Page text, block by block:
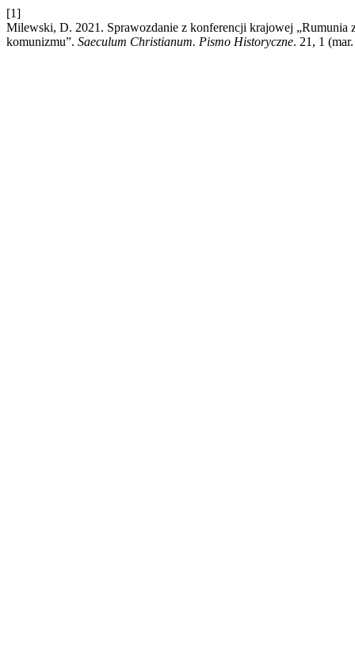
[1]
Milewski, D. 2021. Sprawozdanie z konferencji krajowej „Rumunia
komunizmu”. Saeculum Christianum. Pismo Historyczne. 21, 1